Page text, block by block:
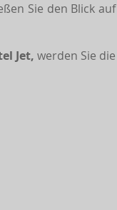
Sie den Blick auf
Jet, werden Sie die